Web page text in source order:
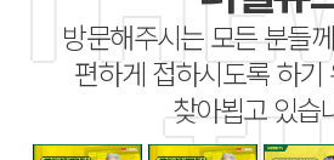
방문해주시는 모든 분들
편하게 접하시도록 하기
찾아뵙고 있습